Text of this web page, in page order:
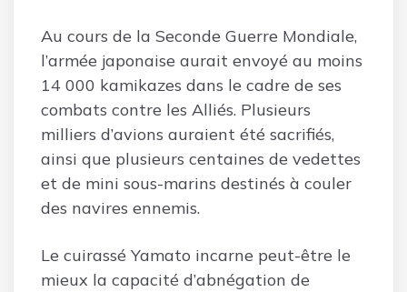
Au cours de la Seconde Guerre Mondiale,
l’armée japonaise aurait envoyé au moins
14 000 kamikazes dans le cadre de ses
combats contre les Alliés. Plusieurs
milliers d’avions auraient été sacrifiés,
ainsi que plusieurs centaines de vedettes
et de mini sous-marins destinés à couler
des navires ennemis.
Le cuirassé Yamato incarne peut-être le
mieux la capacité d’abnégation de